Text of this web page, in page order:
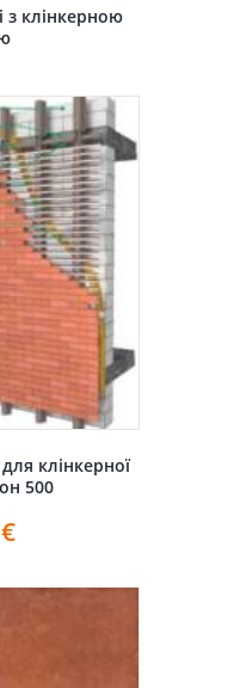
з клінкерною
клінкерної
500
€